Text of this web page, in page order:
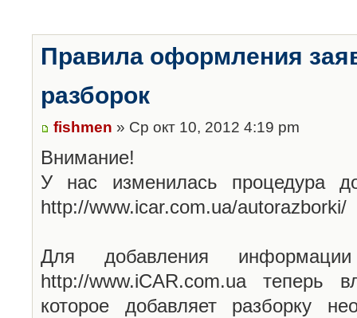
Правила оформления
разборок
fishmen » Ср окт 10, 2012 4:19 pm
Внимание!
У нас изменилась процедура
http://www.icar.com.ua/autorazborki/
Для добавления
http://www.iCAR.com.ua теперь
которое добавляет разборку